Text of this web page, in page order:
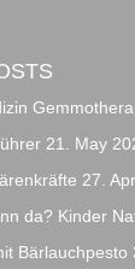
21. May
27.
da? Kinder
Bärlauchpesto